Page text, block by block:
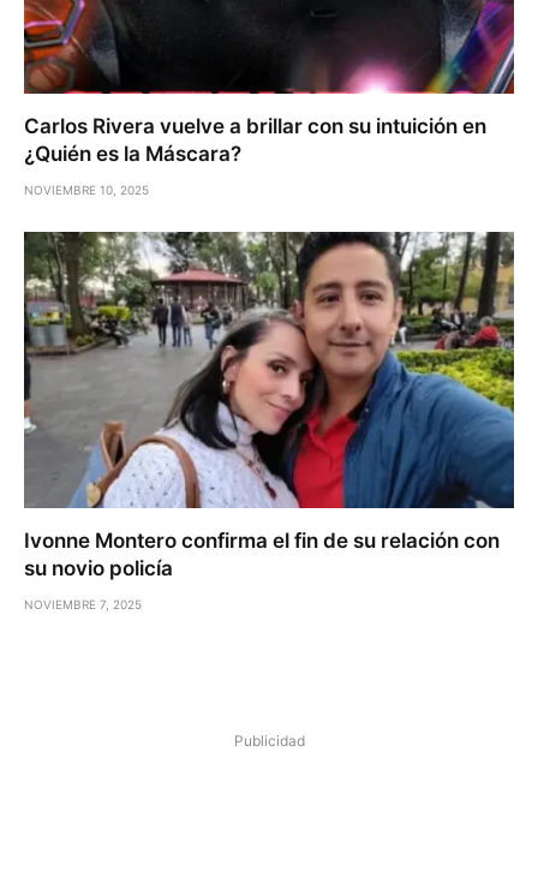
Carlos Rivera vuelve a brillar con su intuición en
¿Quién es la Máscara?
NOVIEMBRE 10, 2025
Ivonne Montero confirma el fin de su relación con
su novio policía
NOVIEMBRE 7, 2025
Publicidad